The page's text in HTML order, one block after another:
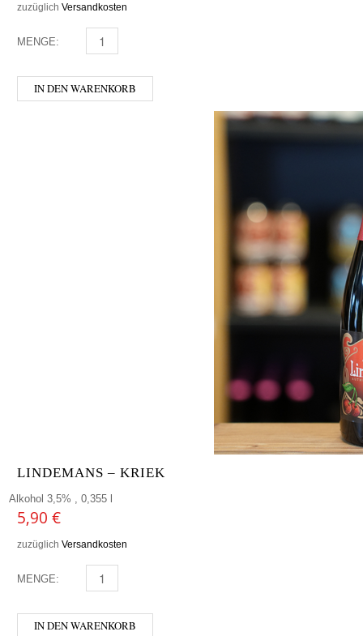
zuzüglich Versandkosten
MENGE: DUVEL MENGE
IN DEN WARENKORB
LINDEMANS – KRIEK
Alkohol 3,5% , 0,355 l
5,90 €
zuzüglich Versandkosten
MENGE: LINDEMANS - KRIEK MENGE
IN DEN WARENKORB